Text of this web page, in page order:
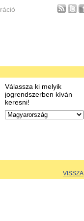
Válassza ki melyik
jogrendszerben kíván
keresni!
VISSZA